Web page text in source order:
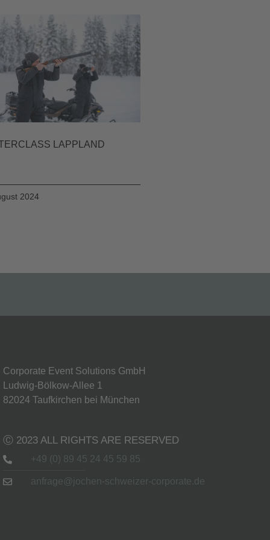
LAPPLAND
2024
Corporate Event Solutions GmbH
Ludwig-Bölkow-Allee 1
82024 Taufkirchen bei München
Ⓒ 2023 ALL RIGHTS ARE RESERVED
+49 (0) 89 45 24 45 59 85
anfrage@jochen-schweizer-corporate.de